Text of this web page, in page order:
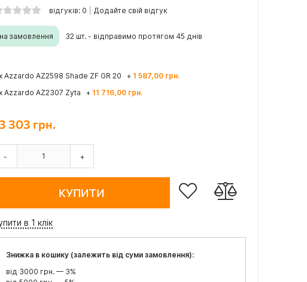
відгуків: 0 Додайте свій відгук
на замовлення 32 шт. - відправимо протягом 45 днів
Azzardo AZ2598 Shade ZF GR 20 + 1 587,00 грн.
Azzardo AZ2307 Zyta
+ 11 716,00 грн.
303 грн.
- +
КУПИТИ
в 1 клік
Знижка в кошику (залежить від суми замовлення):
від 3000 грн. — 3%